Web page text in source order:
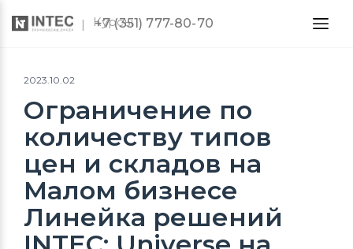
Курсы
+7 (351) 777-80-70
2023.10.02
Ограничение по
количеству типов
цен и складов на
Малом бизнесе
Линейка решений